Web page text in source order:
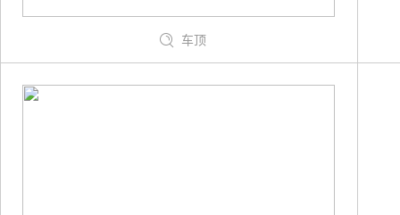
车顶